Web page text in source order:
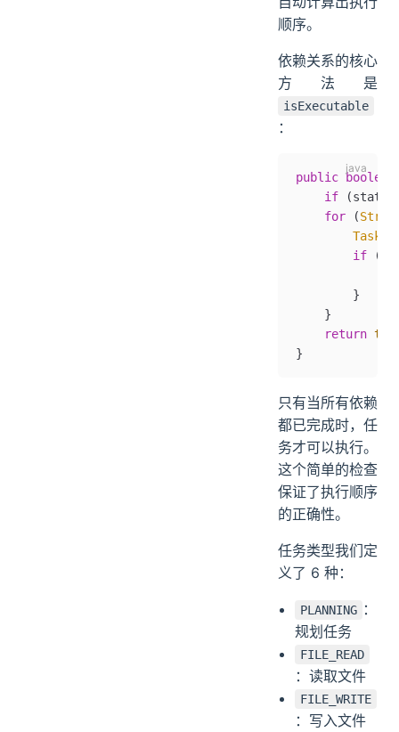
顺序。
依赖关系的核心
方法是
isExecutable
：
public boolean
    if
    for
(
        Task
        if
        }
    }
    return
}
只有当所有依赖
都已完成时，任
务才可以执行。
这个简单的检查
保证了执行顺序
的正确性。
任务类型我们定
义了 6 种：
PLANNING ：
规划任务
FILE_READ
：读取文件
FILE_WRITE
：写入文件